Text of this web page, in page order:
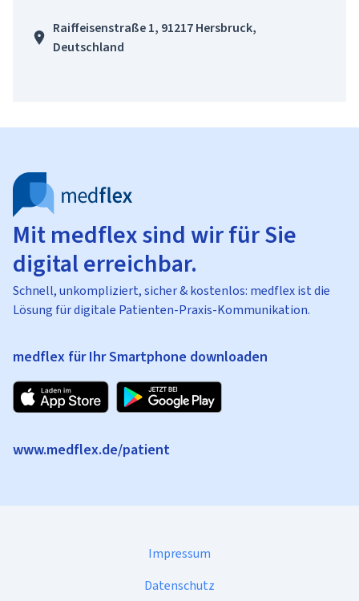
Raiffeisenstraße 1, 91217 Hersbruck,
Deutschland
Mit medflex sind wir für Sie
digital erreichbar.
Schnell, unkompliziert, sicher & kostenlos: medflex ist die
Lösung für digitale Patienten-Praxis-Kommunikation.
medflex für Ihr Smartphone downloaden
www.medflex.de/patient
Impressum
Datenschutz